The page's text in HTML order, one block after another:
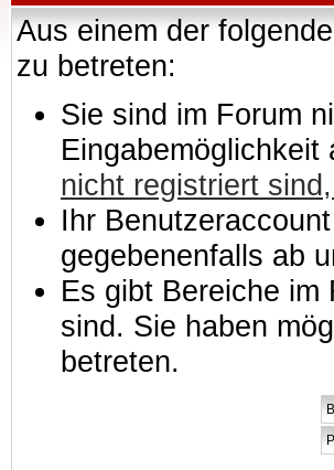
Aus einem der
zu betreten:
Sie sind im Forum
nicht registriert
Ihr
gegebenenfalls ab
Es gibt Bereiche im
sind. Sie haben
betreten.